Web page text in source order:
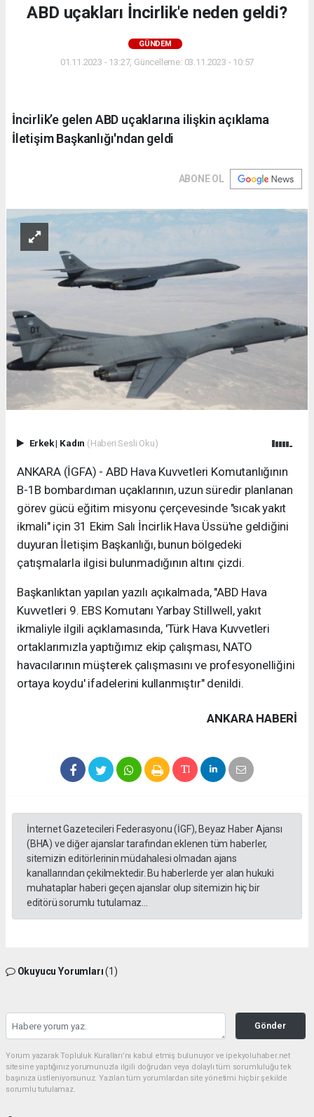
ABD uçakları İncirlik'e neden geldi?
GÜNDEM
01.11.2023 - 13:27, Güncelleme: 03.11.2023 - 10:57
İncirlik’e gelen ABD uçaklarına ilişkin açıklama
İletişim Başkanlığı'ndan geldi
ABONE OL
Erkek| Kadın (Haberi Sesli Oku)
ANKARA (İGFA) - ABD Hava Kuvvetleri Komutanlığının
B-1B bombardıman uçaklarının, uzun süredir planlanan
görev gücü eğitim misyonu çerçevesinde "sıcak yakıt
ikmali" için 31 Ekim Salı İncirlik Hava Üssü'ne geldiğini
duyuran İletişim Başkanlığı, bunun bölgedeki
çatışmalarla ilgisi bulunmadığının altını çizdi.
Başkanlıktan yapılan yazılı açıkalmada, "ABD Hava
Kuvvetleri 9. EBS Komutanı Yarbay Stillwell, yakıt
ikmaliyle ilgili açıklamasında, 'Türk Hava Kuvvetleri
ortaklarımızla yaptığımız ekip çalışması, NATO
havacılarının müşterek çalışmasını ve profesyonelliğini
ortaya koydu' ifadelerini kullanmıştır" denildi.
ANKARA HABERİ
İnternet Gazetecileri Federasyonu (İGF), Beyaz Haber Ajansı
(BHA) ve diğer ajanslar tarafından eklenen tüm haberler,
sitemizin editörlerinin müdahalesi olmadan ajans
kanallarından çekilmektedir. Bu haberlerde yer alan hukuki
muhataplar haberi geçen ajanslar olup sitemizin hiç bir
editörü sorumlu tutulamaz...
Okuyucu Yorumları(1)
Gönder
Yorum yazarak Topluluk Kuralları’nı kabul etmiş bulunuyor ve ipekyoluhaber.net
sitesine yaptığınız yorumunuzla ilgili doğrudan veya dolaylı tüm sorumluluğu tek
başınıza üstleniyorsunuz. Yazılan tüm yorumlardan site yönetimi hiçbir şekilde
sorumlu tutulamaz.